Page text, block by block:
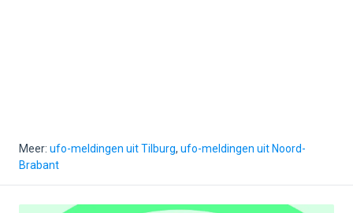
Meer: ufo-meldingen uit Tilburg, ufo-meldingen uit Noord-
Brabant